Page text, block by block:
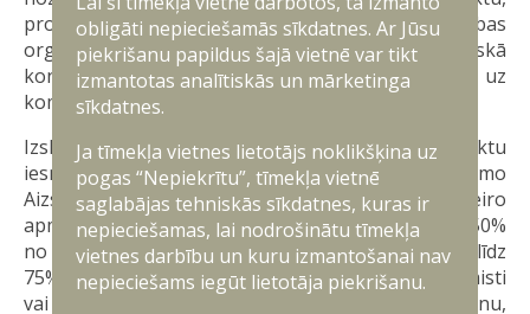
produkta novitāte, tehnoloģiskā ietilpība, pētniecības
organizāciju iesaiste, kā arī starptautiskā
konkurētspēja un ekonomiskā ietekme uz
komersanta turpmāko komercdarbību.
Izsludinātā grantu konkursa ietvaros projektu
iesniedzēji pretendēja uz kopējo pieejamo
Aizsardzības ministrijas līdzfinansējumu 350 000 eiro
apmērā. Atbalsta īpatsvars vienam projektam bija 50%
no attiecināmajām izmaksām, ko varēja palielināt līdz
75%, ja projekts paredzēja pētniecības iestāžu iesaisti
vai to pētnieciskā darba rezultātu izmantošanu,
obligāti nepieciešamās sīkdatnes. Ar Jūsu
piekrišanu papildus šajā vietnē var tikt
izmantotas analītiskās un mārketinga
sīkdatnes.
Ja tīmekļa vietnes lietotājs noklikšķina uz
pogas “Nepiekrītu”, tīmekļa vietnē
saglabājas tehniskās sīkdatnes, kuras ir
nepieciešamas, lai nodrošinātu tīmekļa
vietnes darbību un kuru izmantošanai nav
nepieciešams iegūt lietotāja piekrišanu.